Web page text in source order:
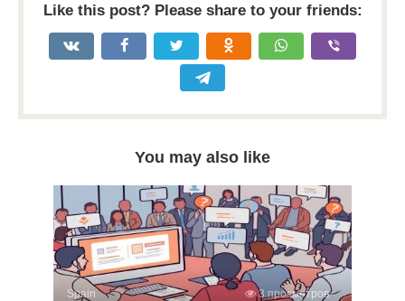
Like this post? Please share to your friends:
You may also like
Spain 3 просмотров